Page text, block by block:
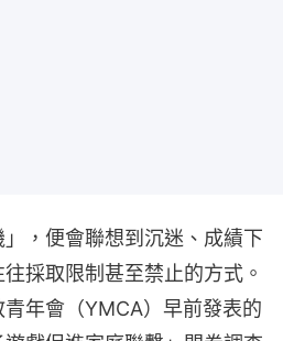
，便會聯想到沉迷、成績下
採取限制甚至禁止的方式。
年會（YMCA）早前發表的